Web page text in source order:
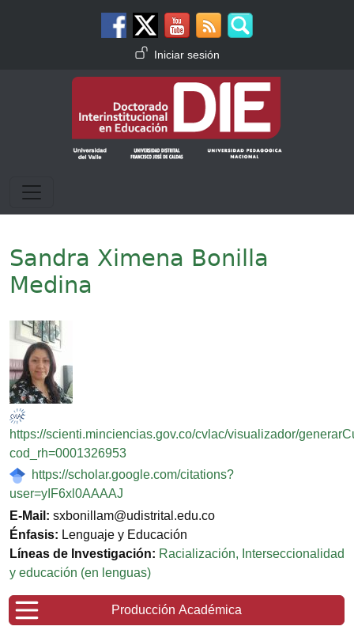
Menú de cuenta de usuario
Iniciar sesión
Sandra Ximena Bonilla
Medina
Imagen
https://scienti.minciencias.gov.co/cvlac/visualizador/
cod_rh=0001326953
https://scholar.google.com/citations?
user=yIF6xl0AAAAJ
E-Mail: sxbonillam@udistrital.edu.co
Énfasis: Lenguaje y Educación
Líneas de Investigación: Racialización, Interseccionalidad
y educación (en lenguas)
Producción Académica